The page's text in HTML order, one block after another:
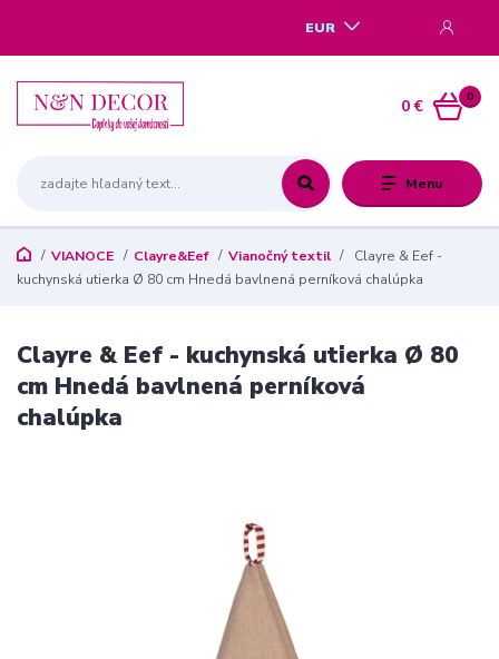
Menu
EUR
0
0 €
VIANOCE Clayre&Eef Vianočný textil
Clayre & Eef -
kuchynská utierka Ø 80 cm Hnedá bavlnená perníková chalúpka
Clayre & Eef - kuchynská utierka Ø 80
cm Hnedá bavlnená perníková
chalúpka